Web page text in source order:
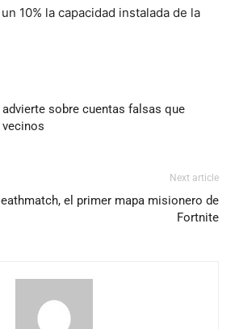
10% la capacidad instalada de la
sobre cuentas falsas que
Next article
el primer mapa misionero de
Fortnite